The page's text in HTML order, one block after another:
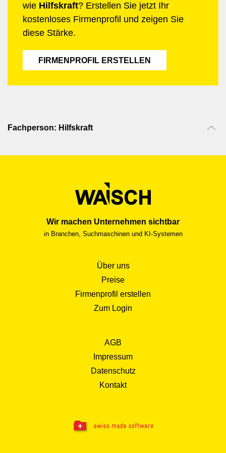
wie Hilfskraft? Erstellen Sie jetzt Ihr
kostenloses Firmenprofil und zeigen Sie
diese Stärke.
FIRMENPROFIL ERSTELLEN
erforderlich sein. Insgesamt tragen Hilfskräfte durch ihre
vielseitige Unterstützung und ihr Engagement massgeblich
zum Erfolg und zur Effizienz von Unternehmen und
erleichtern und dafür sorgen, dass alltägliche Aufgaben
reibungslos ablaufen.
Fachperson: Hilfskraft
Wir machen Unternehmen sichtbar
in Branchen, Suchmaschinen und KI-Systemen
Über uns
Preise
Firmenprofil erstellen
Zum Login
AGB
Impressum
Datenschutz
Kontakt